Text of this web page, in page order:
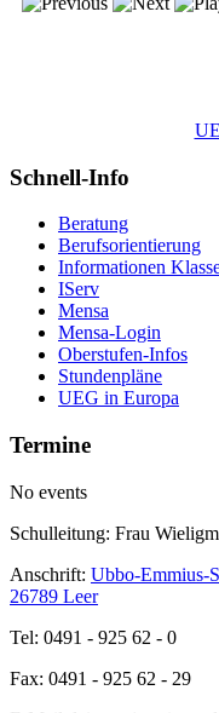
Schnell-Info
Beratung
Berufsorientierung
Informationen
IServ
Mensa
Mensa-Login
Oberstufen-Infos
Stundenpläne
UEG in Europa
Termine
No events
Schulleitung: Frau
Anschrift: Ubbo-Emmius-
26789 Leer
Tel: 0491 - 925 62 - 0
Fax: 0491 - 925 62 - 29